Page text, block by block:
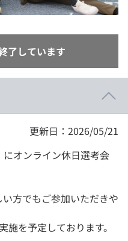
了しています
更新日：2026/05/21
オンライン休日選考会
方でもご参加いただきや
を予定しております。